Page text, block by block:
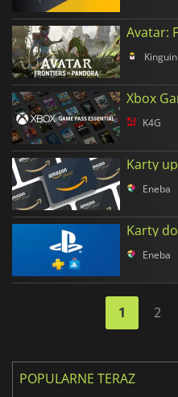
Kinguin
K4G
Eneba
Eneba
1 2
POPULARNE TERAZ